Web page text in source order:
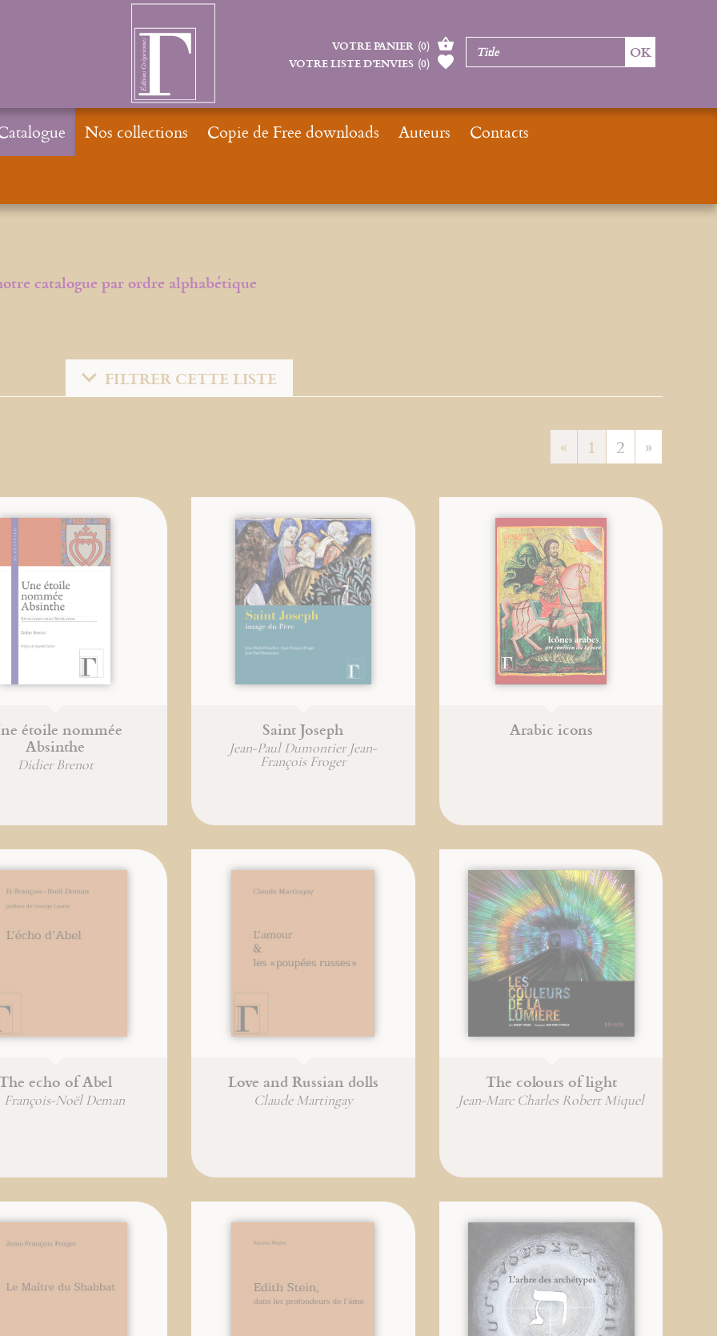
catalogue par ordre alphabétique
FILTRER CETTE LISTE
« 1 2 »
étoile nommée
Absinthe
Didier Brenot
Saint Joseph
Jean-Paul Dumontier Jean-
François Froger
Arabic icons
echo of Abel
François-Noël Deman
Love and Russian dolls
Claude Martingay
The colours of light
Jean-Marc Charles Robert Miquel
VOTRE PANIER (0)
VOTRE LISTE D’ENVIES (0)
Nos collections Copie de Free downloads Auteurs Contacts